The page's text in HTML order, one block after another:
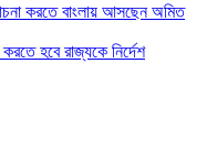
করতে বাংলায় আসছেন অমিত
হবে রাজ্যকে নির্দেশ